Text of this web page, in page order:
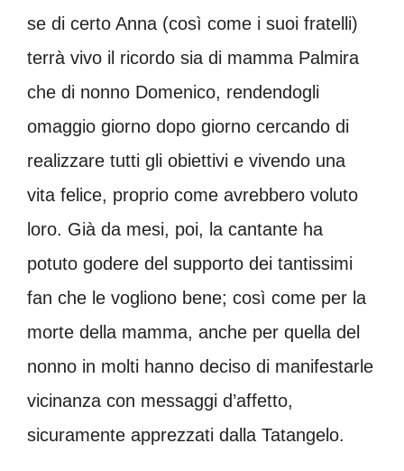
se di certo Anna (così come i suoi fratelli)
terrà vivo il ricordo sia di mamma Palmira
che di nonno Domenico, rendendogli
omaggio giorno dopo giorno cercando di
realizzare tutti gli obiettivi e vivendo una
vita felice, proprio come avrebbero voluto
loro. Già da mesi, poi, la cantante ha
potuto godere del supporto dei tantissimi
fan che le vogliono bene; così come per la
morte della mamma, anche per quella del
nonno in molti hanno deciso di manifestarle
vicinanza con messaggi d’affetto,
sicuramente apprezzati dalla Tatangelo.